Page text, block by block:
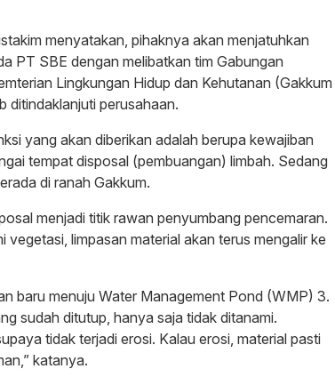
menyatakan, pihaknya akan menjatuhkan
PT SBE dengan melibatkan tim Gabungan
Lingkungan Hidup dan Kehutanan (Gakkum
ditindaklanjuti perusahaan.
yang akan diberikan adalah berupa kewajiban
tempat disposal (pembuangan) limbah. Sedang
di ranah Gakkum.
menjadi titik rawan penyumbang pencemaran.
vegetasi, limpasan material akan terus mengalir ke
baru menuju Water Management Pond (WMP) 3.
sudah ditutup, hanya saja tidak ditanami.
tidak terjadi erosi. Kalau erosi, material pasti
katanya.